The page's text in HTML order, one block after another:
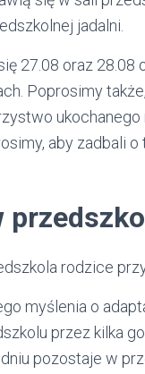
jadalni.
27.08 oraz
Poprosimy
aby zadbali o
rodzice
myślenia o
przez kilka
pozostaje w